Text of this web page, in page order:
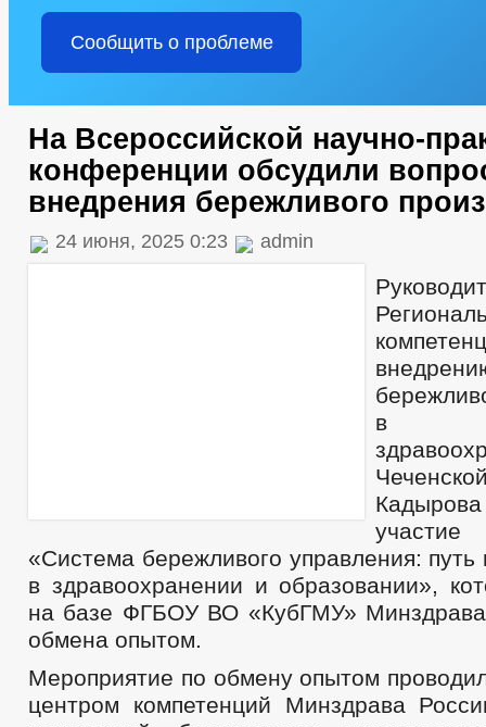
Сообщить о проблеме
На Всероссийской научно-
конференции обсудили
внедрения бережливого
24 июня, 2025 0:23 admin
в
участие
«Система бережливого управления: путь
в здравоохранении и образовании»,
на базе ФГБОУ ВО «КубГМУ»
обмена опытом.
Мероприятие по обмену опытом
центром компетенций Минздрава